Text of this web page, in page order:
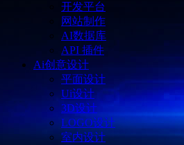
开发平台
网站制作
AI数据库
API 插件
Ai创意设计
平面设计
Ui设计
3D设计
LOGO设计
室内设计